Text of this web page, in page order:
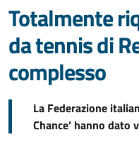
Totalmente
da tennis di
complesso
La Federazione
Chance’ hanno dato